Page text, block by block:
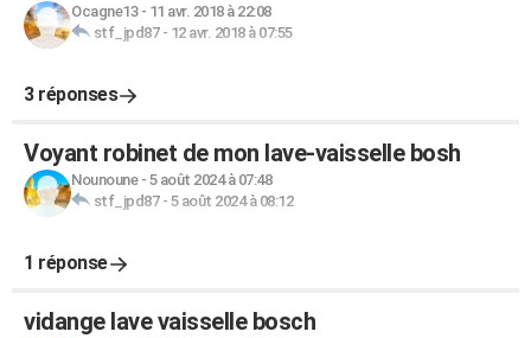
Ocagne13- 11 avr. 2018 à 22:08
stf_jpd87- 12 avr. 2018 à 07:55
3 réponses
Voyant robinet de mon lave-vaisselle bosh
Nounoune- 5 août 2024 à 07:48
stf_jpd87- 5 août 2024 à 08:12
1 réponse
vidange lave vaisselle bosch